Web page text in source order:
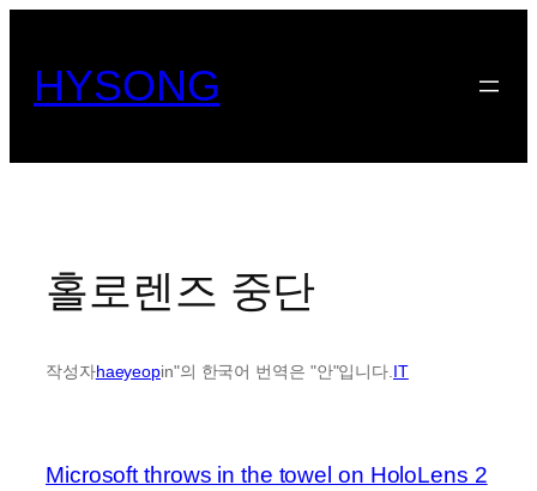
HYSONG
홀로렌즈 중단
작성자haeyeopin"의 한국어 번역은 "안"입니다.IT
Microsoft throws in the towel on HoloLens 2